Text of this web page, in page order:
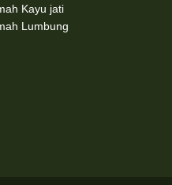
Kayu jati
Lumbung